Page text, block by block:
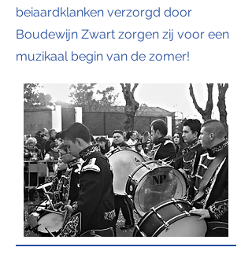
beiaardklanken verzorgd door
Boudewijn Zwart zorgen zij voor een
muzikaal begin van de zomer!